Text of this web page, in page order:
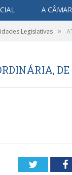
A
Legislativas »
Twitter